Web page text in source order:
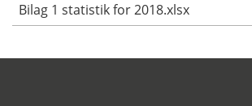
Bilag 1 statistik for 2018.xlsx